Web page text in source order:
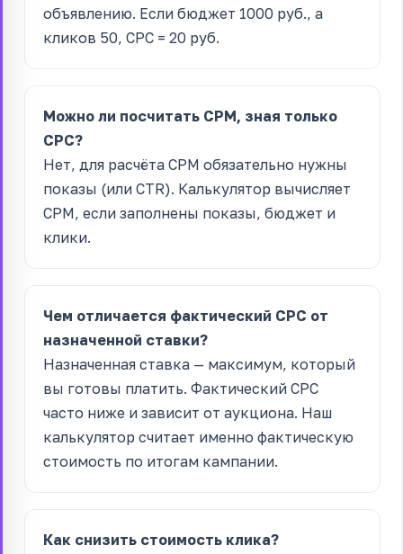
объявлению. Если бюджет 1000 руб., а
кликов 50, CPC = 20 руб.
Можно ли посчитать CPM, зная только
CPC?
Нет, для расчёта CPM обязательно нужны
показы (или CTR). Калькулятор вычисляет
CPM, если заполнены показы, бюджет и
клики.
Чем отличается фактический CPC от
назначенной ставки?
Назначенная ставка — максимум, который
вы готовы платить. Фактический CPC
часто ниже и зависит от аукциона. Наш
калькулятор считает именно фактическую
стоимость по итогам кампании.
Как снизить стоимость клика?